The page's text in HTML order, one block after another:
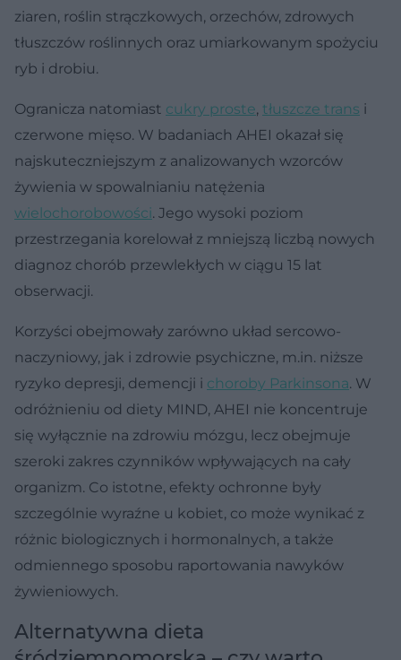
ziaren, roślin strączkowych, orzechów, zdrowych
tłuszczów roślinnych oraz umiarkowanym spożyciu
ryb i drobiu.
Ogranicza natomiast cukry proste, tłuszcze trans i
czerwone mięso. W badaniach AHEI okazał się
najskuteczniejszym z analizowanych wzorców
żywienia w spowalnianiu natężenia
wielochorobowości. Jego wysoki poziom
przestrzegania korelował z mniejszą liczbą nowych
diagnoz chorób przewlekłych w ciągu 15 lat
obserwacji.
Korzyści obejmowały zarówno układ sercowo-
naczyniowy, jak i zdrowie psychiczne, m.in. niższe
ryzyko depresji, demencji i choroby Parkinsona. W
odróżnieniu od diety MIND, AHEI nie koncentruje
się wyłącznie na zdrowiu mózgu, lecz obejmuje
szeroki zakres czynników wpływających na cały
organizm. Co istotne, efekty ochronne były
szczególnie wyraźne u kobiet, co może wynikać z
różnic biologicznych i hormonalnych, a także
odmiennego sposobu raportowania nawyków
żywieniowych.
Alternatywna dieta